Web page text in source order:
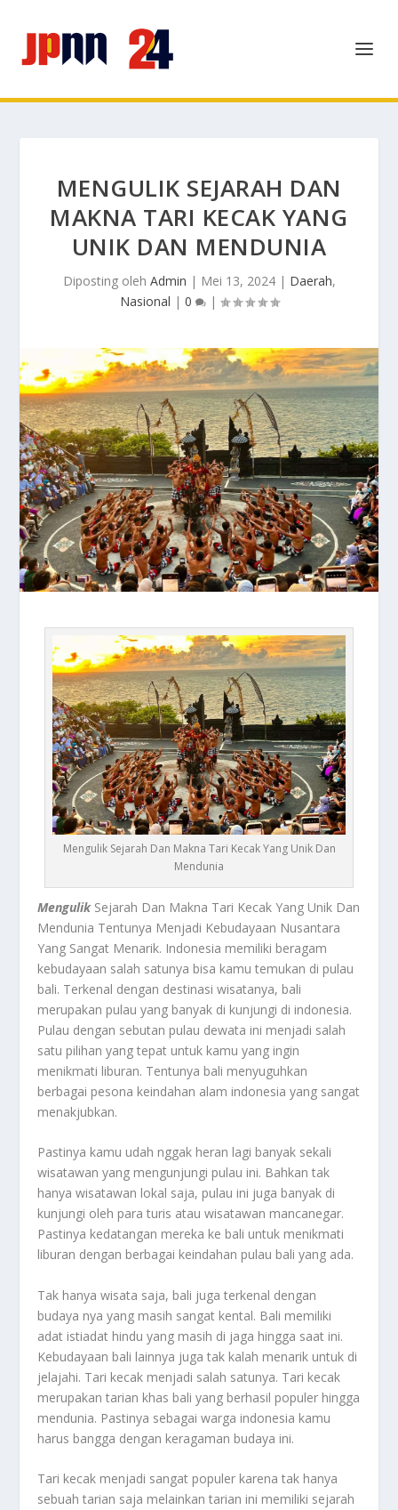
MENGULIK SEJARAH DAN
MAKNA TARI KECAK YANG
UNIK DAN MENDUNIA
Diposting oleh Admin | Mei 13, 2024| Daerah,
Nasional | 0 |
Mengulik Sejarah Dan Makna Tari Kecak Yang Unik Dan
Mendunia
MengulikSejarah Dan Makna Tari Kecak Yang Unik Dan
Mendunia Tentunya Menjadi Kebudayaan Nusantara
Yang Sangat Menarik. Indonesia memiliki beragam
kebudayaan salah satunya bisa kamu temukan di pulau
bali. Terkenal dengan destinasi wisatanya, bali
merupakan pulau yang banyak di kunjungi di indonesia.
Pulau dengan sebutan pulau dewata ini menjadi salah
satu pilihan yang tepat untuk kamu yang ingin
menikmati liburan. Tentunya bali menyuguhkan
berbagai pesona keindahan alam indonesia yang sangat
menakjubkan.
Pastinya kamu udah nggak heran lagi banyak sekali
wisatawan yang mengunjungi pulau ini. Bahkan tak
hanya wisatawan lokal saja, pulau ini juga banyak di
kunjungi oleh para turis atau wisatawan mancanegar.
Pastinya kedatangan mereka ke bali untuk menikmati
liburan dengan berbagai keindahan pulau bali yang ada.
Tak hanya wisata saja, bali juga terkenal dengan
budaya nya yang masih sangat kental. Bali memiliki
adat istiadat hindu yang masih di jaga hingga saat ini.
Kebudayaan bali lainnya juga tak kalah menarik untuk di
jelajahi. Tari kecak menjadi salah satunya. Tari kecak
merupakan tarian khas bali yang berhasil populer hingga
mendunia. Pastinya sebagai warga indonesia kamu
harus bangga dengan keragaman budaya ini.
Tari kecak menjadi sangat populer karena tak hanya
sebuah tarian saja melainkan tarian ini memiliki sejarah